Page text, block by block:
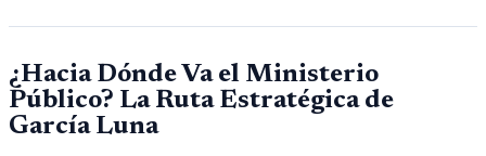
¿Hacia Dónde Va el Ministerio
Público? La Ruta Estratégica de
García Luna